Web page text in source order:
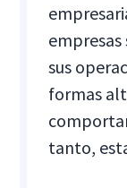
sus
formas
tanto,